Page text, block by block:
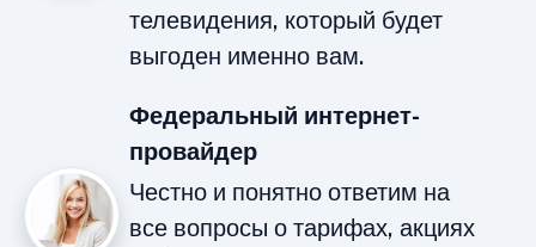
телевидения, который будет
выгоден именно вам.
Федеральный интернет-
провайдер
Честно и понятно ответим на
все вопросы о тарифах, акциях